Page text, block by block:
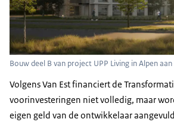
Bouw deel B van project UPP Living in Alpen aan
Volgens Van Est financiert de
voorinvesteringen niet volledig, maar
eigen geld van de ontwikkelaar